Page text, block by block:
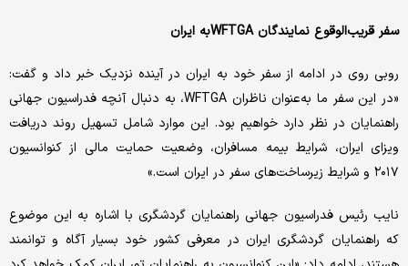
سفر قریب‌الوقوع نمایندگان WFTGAبه ایران
روبی روی در ادامه از سفر خود به ایران در آینده نزدیک خبر داد و گفت:
«در این سفر ما به‌عنوان ناظران WFTGA، به دنبال آنچه فدراسیون جهانی
راهنمایان در نظر دارد خواهیم بود. این موارد شامل تسهیل روند دریافت
ویزای ایران، شرایط بیمه مسافران، وضعیت حمایت مالی از کنوانسیون
۲۰۱۷ و شرایط زیرساخت‌های سفر در ایران است.»
نایب رئیس فدراسیون جهانی راهنمایان گردشگری با اشاره به این موضوع
که راهنمایان گردشگری ایران در معرفی کشور خود بسیار آگاه و توانمند